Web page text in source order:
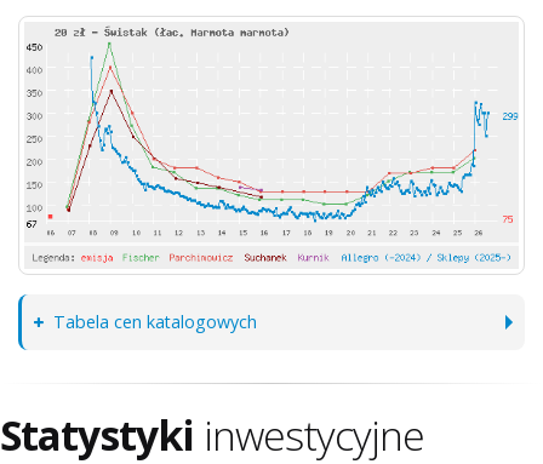
Tabela cen katalogowych
Statystyki inwestycyjne